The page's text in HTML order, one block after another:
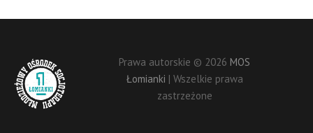
Prawa autorskie © 2026 MOS
Łomianki | Wszelkie prawa
zastrzeżone